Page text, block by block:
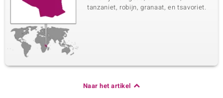
tanzaniet, robijn, granaat, en tsavoriet.
Naar het artikel